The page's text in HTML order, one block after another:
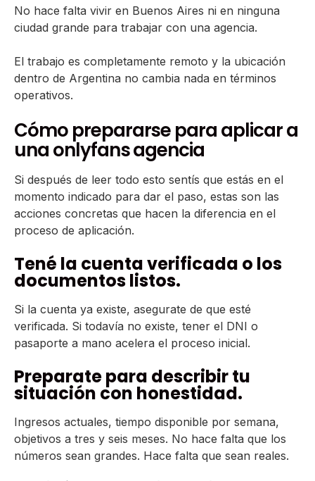
No hace falta vivir en Buenos Aires ni en ninguna
ciudad grande para trabajar con una agencia.
El trabajo es completamente remoto y la ubicación
dentro de Argentina no cambia nada en términos
operativos.
Cómo prepararse para aplicar a
una onlyfans agencia
Si después de leer todo esto sentís que estás en el
momento indicado para dar el paso, estas son las
acciones concretas que hacen la diferencia en el
proceso de aplicación.
Tené la cuenta verificada o los
documentos listos.
Si la cuenta ya existe, asegurate de que esté
verificada. Si todavía no existe, tener el DNI o
pasaporte a mano acelera el proceso inicial.
Preparate para describir tu
situación con honestidad.
Ingresos actuales, tiempo disponible por semana,
objetivos a tres y seis meses. No hace falta que los
números sean grandes. Hace falta que sean reales.